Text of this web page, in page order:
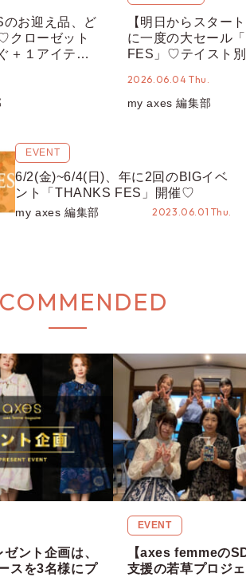
お迎え品、ど
クローゼット
＋１アイテム
【明日からスター
に一度の大セール
FES」♡テイスト
ェック！
my axes 編集部
2026.06.04 Thu.
EVENT
6/2(金)~6/4(日)、年に2回のBIGイベ
ント「THANKS FES」開催♡
my axes 編集部 2023.06.01 Thu.
ント企画は、
スを3名様にプ
EVENT
【axes femmeの
支援の若草プロジ